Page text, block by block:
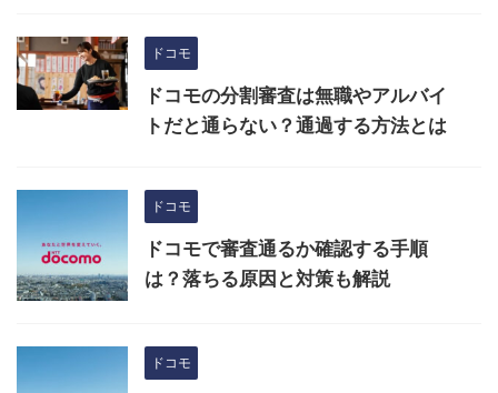
ドコモ
ドコモの分割審査は無職やアルバイ
トだと通らない？通過する方法とは
ドコモ
ドコモで審査通るか確認する手順
は？落ちる原因と対策も解説
ドコモ